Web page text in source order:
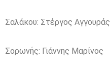
Σαλάκου: Στέργος Αγγουράς
Σορωνής: Γιάννης Μαρίνος